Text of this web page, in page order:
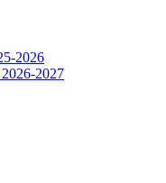
2026
2027